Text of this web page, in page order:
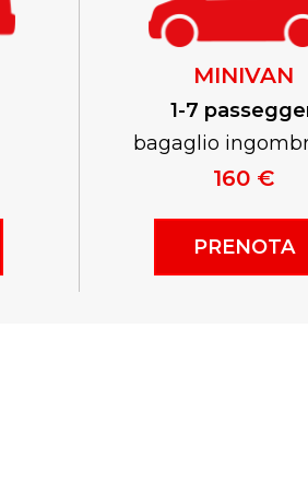
MINIVAN
1-7
bagaglio
160 €
PRENOTA